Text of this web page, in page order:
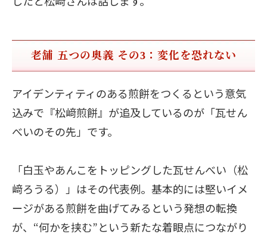
老舗 五つの奥義 その3：変化を恐れない
アイデンティティのある煎餅をつくるという意気
込みで『松﨑煎餅』が追及しているのが「瓦せん
べいのその先」です。
「白玉やあんこをトッピングした瓦せんべい（松
﨑ろうる）」はその代表例。基本的には堅いイメ
ージがある煎餅を曲げてみるという発想の転換
が、“何かを挟む”という新たな着眼点につながり